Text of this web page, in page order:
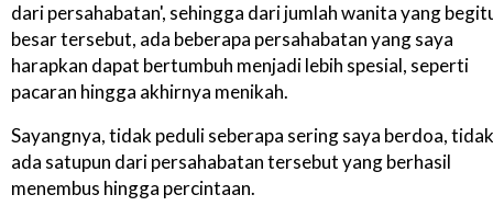
dari persahabatan', sehingga dari jumlah wanita yang
besar tersebut, ada beberapa persahabatan yang saya
harapkan dapat bertumbuh menjadi lebih spesial, seperti
pacaran hingga akhirnya menikah.
Sayangnya, tidak peduli seberapa sering saya berdoa, tidak
ada satupun dari persahabatan tersebut yang berhasil
menembus hingga percintaan.